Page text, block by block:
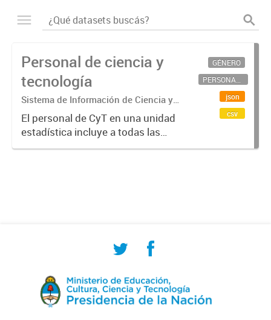
Personal de ciencia y
tecnología
Sistema de Información de Ciencia y
Tecnología Argentino (SICYTAR)
El personal de CyT en una unidad
estadística incluye a todas las
personas involucradas
GÉNERO
PERSONAL CIENTÍFICO-TECNOLÓGICO
json
csv